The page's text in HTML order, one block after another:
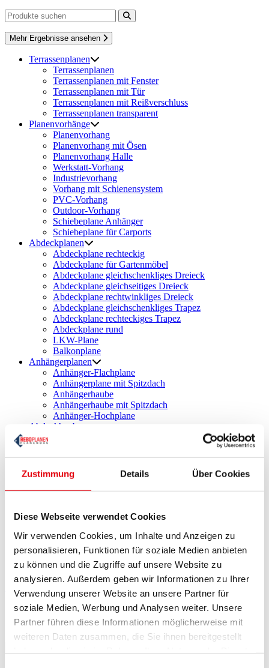
Zustimmung Details Über Cookies
Diese Webseite verwendet Cookies
Wir verwenden Cookies, um Inhalte und Anzeigen zu
personalisieren, Funktionen für soziale Medien anbieten
zu können und die Zugriffe auf unsere Website zu
analysieren. Außerdem geben wir Informationen zu Ihrer
Verwendung unserer Website an unsere Partner für
soziale Medien, Werbung und Analysen weiter. Unsere
Partner führen diese Informationen möglicherweise mit
weiteren Daten zusammen, die Sie ihnen bereitgestellt
Mehr Ergebnisse ansehen
Terrassenplanen
Terrassenplanen
Terrassenplanen mit Fenster
Terrassenplanen mit Tür
Terrassenplanen mit Reißverschluss
Terrassenplanen transparent
Planenvorhänge
Planenvorhang
Planenvorhang mit Ösen
Planenvorhang Halle
Werkstatt-Vorhang
Industrievorhang
Vorhang mit Schienensystem
PVC-Vorhang
Outdoor-Vorhang
Schiebeplane Anhänger
Schiebeplane für Carports
Abdeckplanen
Abdeckplane rechteckig
Abdeckplane für Gartenmöbel
Abdeckplane gleichschenkliges Dreieck
Abdeckplane gleichseitiges Dreieck
Abdeckplane rechtwinkliges Dreieck
Abdeckplane gleichschenkliges Trapez
Abdeckplane rechteckiges Trapez
Abdeckplane rund
LKW-Plane
Balkonplane
Anhängerplanen
Anhänger-Flachplane
Anhängerplane mit Spitzdach
Anhängerhaube
Anhängerhaube mit Spitzdach
Anhänger-Hochplane
Abdeckhauben
Abdeckhaube rund
Abdeckhaube mit 2 Höhen
Abdeckhaube für Holzspalter
Lounge-Abdeckung
Poolabdeckungen
Poolabdeckung rund
Zubehör
Ratgeber
Kontakt
Startseite
Zubehör